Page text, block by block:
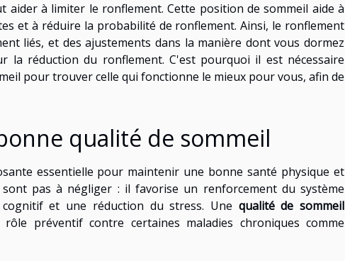
à limiter le ronflement. Cette position de sommeil aide à
et à réduire la probabilité de ronflement. Ainsi, le ronflement
liés, et des ajustements dans la manière dont vous dormez
la réduction du ronflement. C'est pourquoi il est nécessaire
pour trouver celle qui fonctionne le mieux pour vous, afin de
qualité de sommeil
essentielle pour maintenir une bonne santé physique et
pas à négliger : il favorise un renforcement du système
et une réduction du stress. Une qualité de sommeil
préventif contre certaines maladies chroniques comme